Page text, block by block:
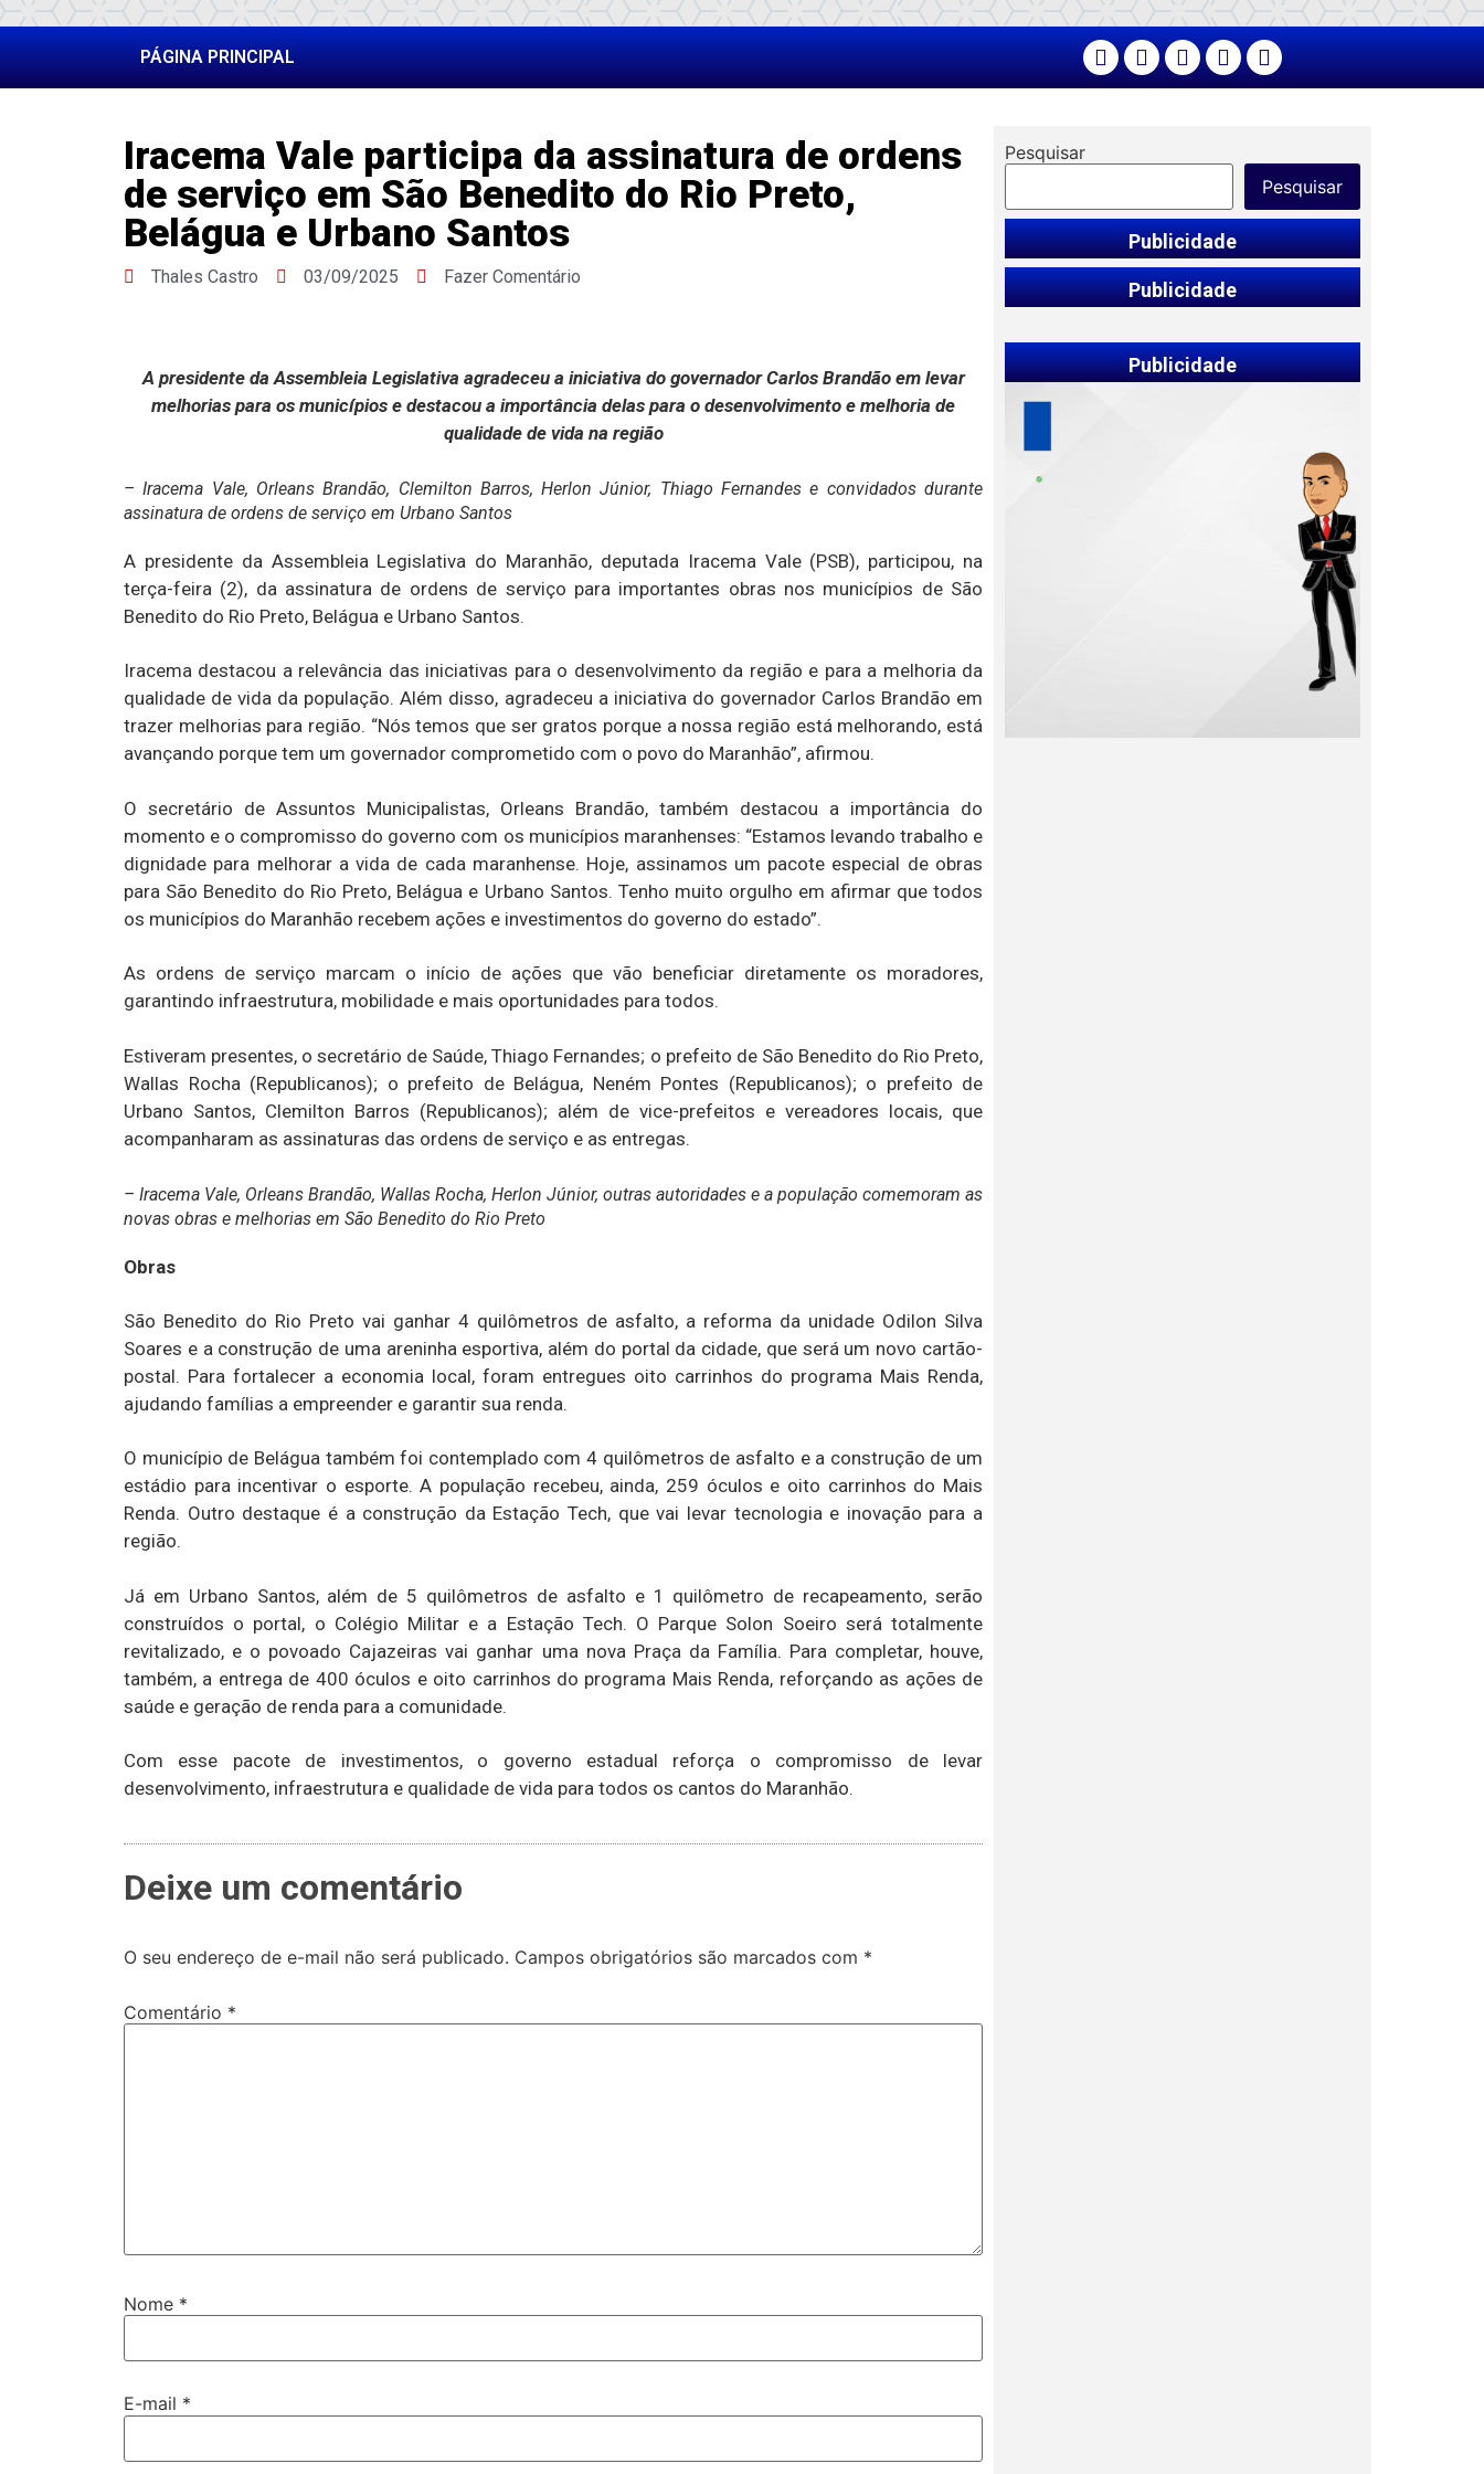
PÁGINA PRINCIPAL
Iracema Vale participa da assinatura de ordens
de serviço em São Benedito do Rio Preto,
Belágua e Urbano Santos
Thales Castro 03/09/2025 Fazer Comentário
A presidente da Assembleia Legislativa agradeceu a iniciativa do governador Carlos Brandão em levar
melhorias para os municípios e destacou a importância delas para o desenvolvimento e melhoria de
qualidade de vida na região
– Iracema Vale, Orleans Brandão, Clemilton Barros, Herlon Júnior, Thiago Fernandes e convidados durante
assinatura de ordens de serviço em Urbano Santos
A presidente da Assembleia Legislativa do Maranhão, deputada Iracema Vale (PSB), participou, na
terça-feira (2), da assinatura de ordens de serviço para importantes obras nos municípios de São
Benedito do Rio Preto, Belágua e Urbano Santos.
Iracema destacou a relevância das iniciativas para o desenvolvimento da região e para a melhoria da
qualidade de vida da população. Além disso, agradeceu a iniciativa do governador Carlos Brandão em
trazer melhorias para região. “Nós temos que ser gratos porque a nossa região está melhorando, está
avançando porque tem um governador comprometido com o povo do Maranhão”, afirmou.
O secretário de Assuntos Municipalistas, Orleans Brandão, também destacou a importância do
momento e o compromisso do governo com os municípios maranhenses: “Estamos levando trabalho e
dignidade para melhorar a vida de cada maranhense. Hoje, assinamos um pacote especial de obras
para São Benedito do Rio Preto, Belágua e Urbano Santos. Tenho muito orgulho em afirmar que todos
os municípios do Maranhão recebem ações e investimentos do governo do estado”.
As ordens de serviço marcam o início de ações que vão beneficiar diretamente os moradores,
garantindo infraestrutura, mobilidade e mais oportunidades para todos.
Estiveram presentes, o secretário de Saúde, Thiago Fernandes; o prefeito de São Benedito do Rio Preto,
Wallas Rocha (Republicanos); o prefeito de Belágua, Neném Pontes (Republicanos); o prefeito de
Urbano Santos, Clemilton Barros (Republicanos); além de vice-prefeitos e vereadores locais, que
acompanharam as assinaturas das ordens de serviço e as entregas.
– Iracema Vale, Orleans Brandão, Wallas Rocha, Herlon Júnior, outras autoridades e a população comemoram as
novas obras e melhorias em São Benedito do Rio Preto
Obras
São Benedito do Rio Preto vai ganhar 4 quilômetros de asfalto, a reforma da unidade Odilon Silva
Soares e a construção de uma areninha esportiva, além do portal da cidade, que será um novo cartão-
postal. Para fortalecer a economia local, foram entregues oito carrinhos do programa Mais Renda,
ajudando famílias a empreender e garantir sua renda.
O município de Belágua também foi contemplado com 4 quilômetros de asfalto e a construção de um
estádio para incentivar o esporte. A população recebeu, ainda, 259 óculos e oito carrinhos do Mais
Renda. Outro destaque é a construção da Estação Tech, que vai levar tecnologia e inovação para a
região.
Já em Urbano Santos, além de 5 quilômetros de asfalto e 1 quilômetro de recapeamento, serão
construídos o portal, o Colégio Militar e a Estação Tech. O Parque Solon Soeiro será totalmente
revitalizado, e o povoado Cajazeiras vai ganhar uma nova Praça da Família. Para completar, houve,
também, a entrega de 400 óculos e oito carrinhos do programa Mais Renda, reforçando as ações de
saúde e geração de renda para a comunidade.
Com esse pacote de investimentos, o governo estadual reforça o compromisso de levar
desenvolvimento, infraestrutura e qualidade de vida para todos os cantos do Maranhão.
Deixe um comentário
O seu endereço de e-mail não será publicado. Campos obrigatórios são marcados com *
Comentário *
Nome *
E-mail *
Pesquisar
Pesquisar
Publicidade
Publicidade
Publicidade